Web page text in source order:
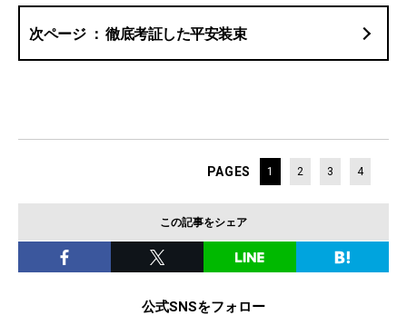
徹底考証した平安装束
PAGES 1 2 3 4
この記事をシェア
公式SNSをフォロー